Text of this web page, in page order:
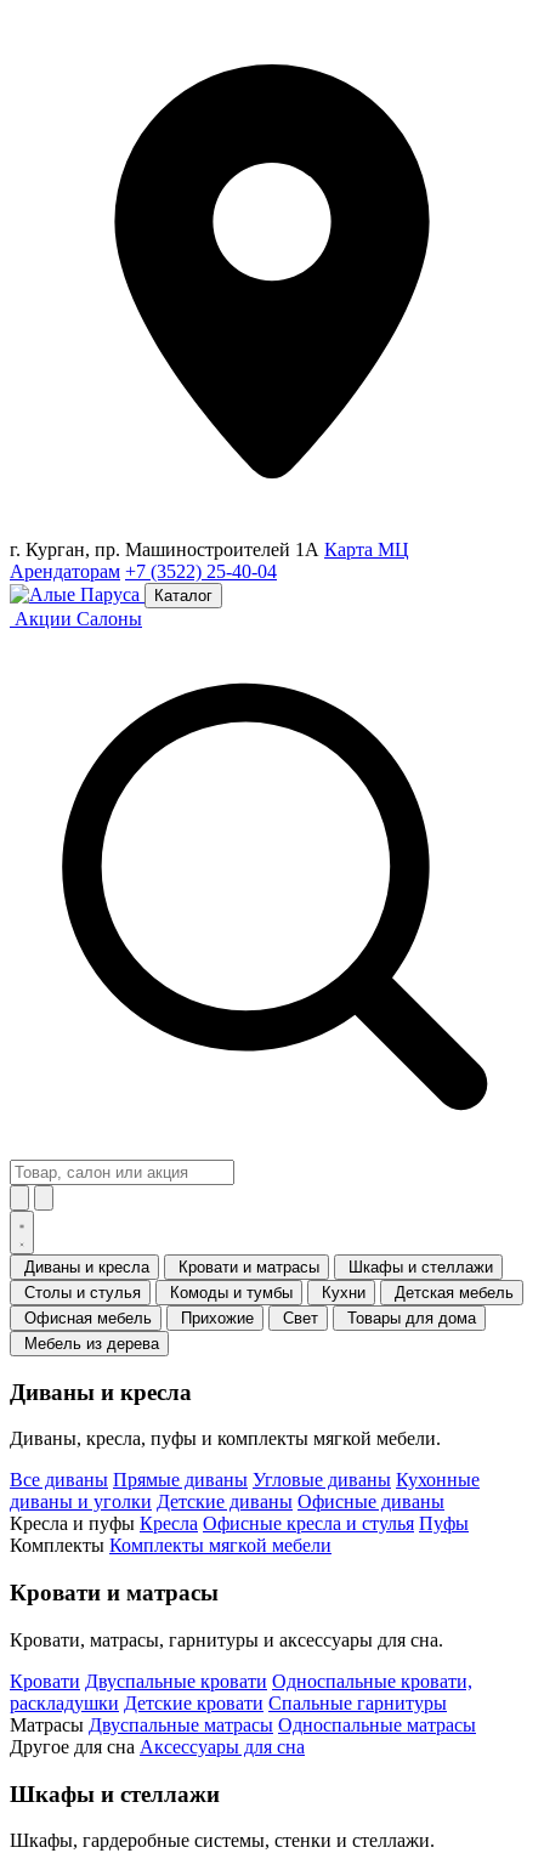
г. Курган, пр. Машиностроителей 1А Карта МЦ
Арендаторам +7 (3522) 25-40-04
Каталог
Акции Салоны
Диваны и кресла Кровати и матрасы
Шкафы и стеллажи
Столы и стулья
Комоды и тумбы Кухни
Детская мебель
Офисная мебель
Прихожие Свет
Товары для дома
Мебель из дерева
Диваны и кресла
Диваны, кресла, пуфы и комплекты мягкой мебели.
Все диваны Прямые диваны Угловые диваны Кухонные
диваны и уголки Детские диваны Офисные диваны
Кресла и пуфы Кресла Офисные кресла и стулья Пуфы
Комплекты Комплекты мягкой мебели
Кровати и матрасы
Кровати, матрасы, гарнитуры и аксессуары для сна.
Кровати Двуспальные кровати Односпальные кровати,
раскладушки Детские кровати Спальные гарнитуры
Матрасы Двуспальные матрасы Односпальные матрасы
Другое для сна Аксессуары для сна
Шкафы и стеллажи
Шкафы, гардеробные системы, стенки и стеллажи.